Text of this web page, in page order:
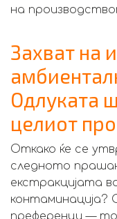
на
Захват на
Одлуката
целиот
Откако ќе се
следното
екстракцијата
контаминација?
преференци —